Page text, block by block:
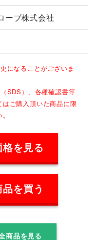
ーブ株式会社
になることがございま
SDS）、各種確認書等
ご購入頂いた商品に限
を見る
を買う
商品を見る